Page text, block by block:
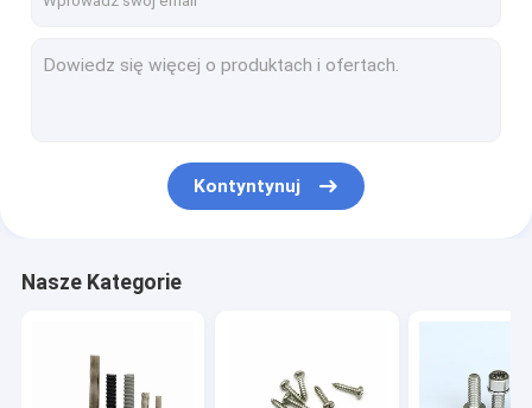
Dom
O nas
Kontyntynuj
Nasze Kategorie